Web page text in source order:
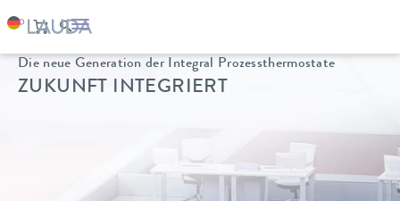
Die neue Generation der Integral Prozessthermostate
ZUKUNFT INTEGRIERT